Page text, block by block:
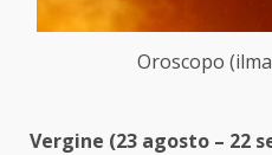
Oroscopo
Vergine (23 agosto – 22